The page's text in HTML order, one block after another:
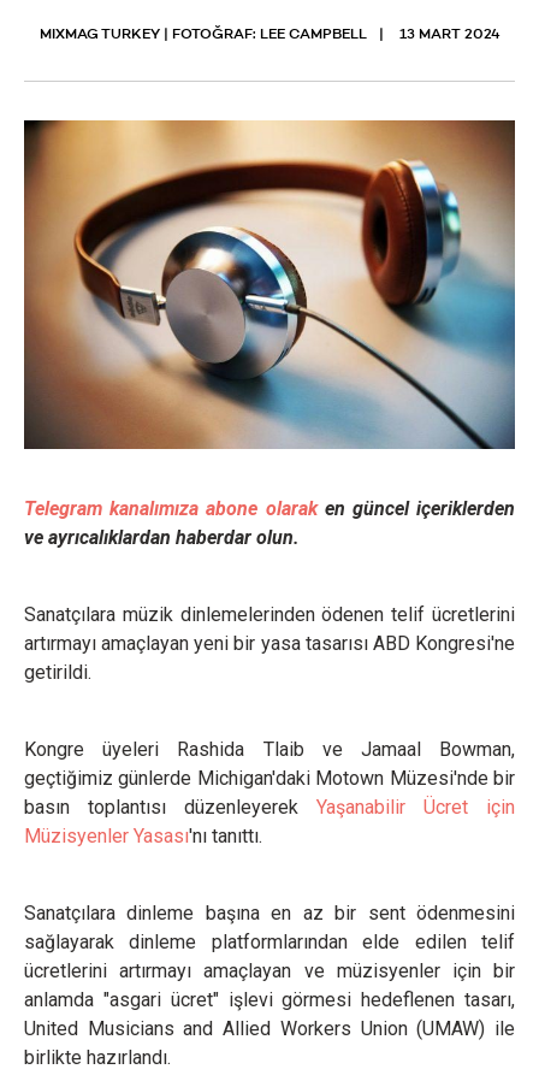
MIXMAG TURKEY | FOTOĞRAF: LEE CAMPBELL 13 MART 2024
Telegram kanalımıza abone olaraken güncel içeriklerden
ve ayrıcalıklardan haberdar olun.
Sanatçılara müzik dinlemelerinden ödenen telif ücretlerini
artırmayı amaçlayan yeni bir yasa tasarısı ABD Kongresi'ne
getirildi.
Kongre üyeleri Rashida Tlaib ve Jamaal Bowman,
geçtiğimiz günlerde Michigan'daki Motown Müzesi'nde bir
basın toplantısı düzenleyerek Yaşanabilir Ücret için
Müzisyenler Yasası'nı tanıttı.
Sanatçılara dinleme başına en az bir sent ödenmesini
sağlayarak dinleme platformlarından elde edilen telif
ücretlerini artırmayı amaçlayan ve müzisyenler için bir
anlamda "asgari ücret" işlevi görmesi hedeflenen tasarı,
United Musicians and Allied Workers Union (UMAW) ile
birlikte hazırlandı.